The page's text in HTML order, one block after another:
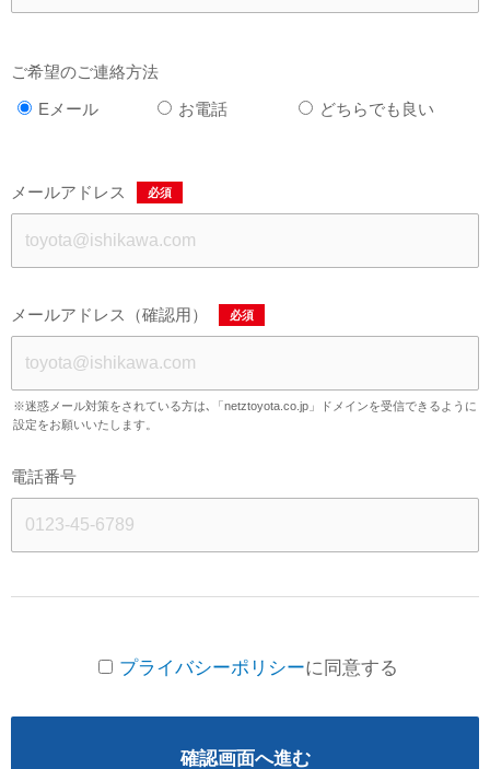
ご希望のご連絡方法
Eメール
お電話 どちらでも良い
メールアドレス 必須
メールアドレス（確認用） 必須
※迷惑メール対策をされている方は､「netztoyota.co.jp」ドメインを受信できるように
設定をお願いいたします。
電話番号
プライバシーポリシーに同意する
確認画面へ進む